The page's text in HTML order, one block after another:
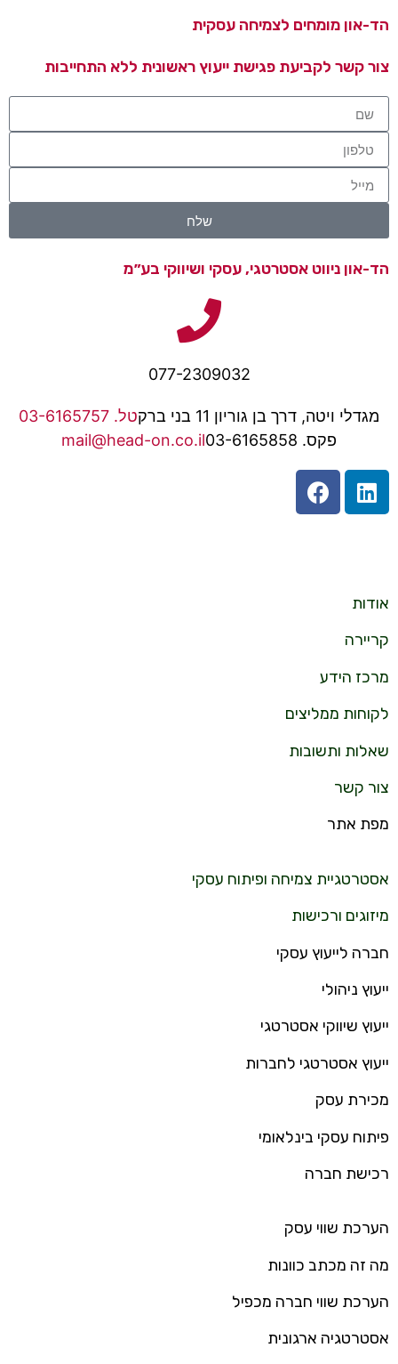
הד-און מומחים לצמיחה עסקית
צור קשר לקביעת פגישת ייעוץ ראשונית ללא התחייבות
שלח
הד-און ניווט אסטרטגי, עסקי ושיווקי בע״מ
077-2309032
מגדלי ויטה, דרך בן גוריון 11 בני ברק
טל. 03-6165757
פקס. 03-6165858
mail@head-on.co.il
אודות
קריירה
מרכז הידע
לקוחות ממליצים
שאלות ותשובות
צור קשר
מפת אתר
אסטרטגיית צמיחה ופיתוח עסקי
מיזוגים ורכישות
חברה לייעוץ עסקי
ייעוץ ניהולי
ייעוץ שיווקי אסטרטגי
ייעוץ אסטרטגי לחברות
מכירת עסק
פיתוח עסקי בינלאומי
רכישת חברה
הערכת שווי עסק
מה זה מכתב כוונות
הערכת שווי חברה מכפיל
אסטרטגיה ארגונית